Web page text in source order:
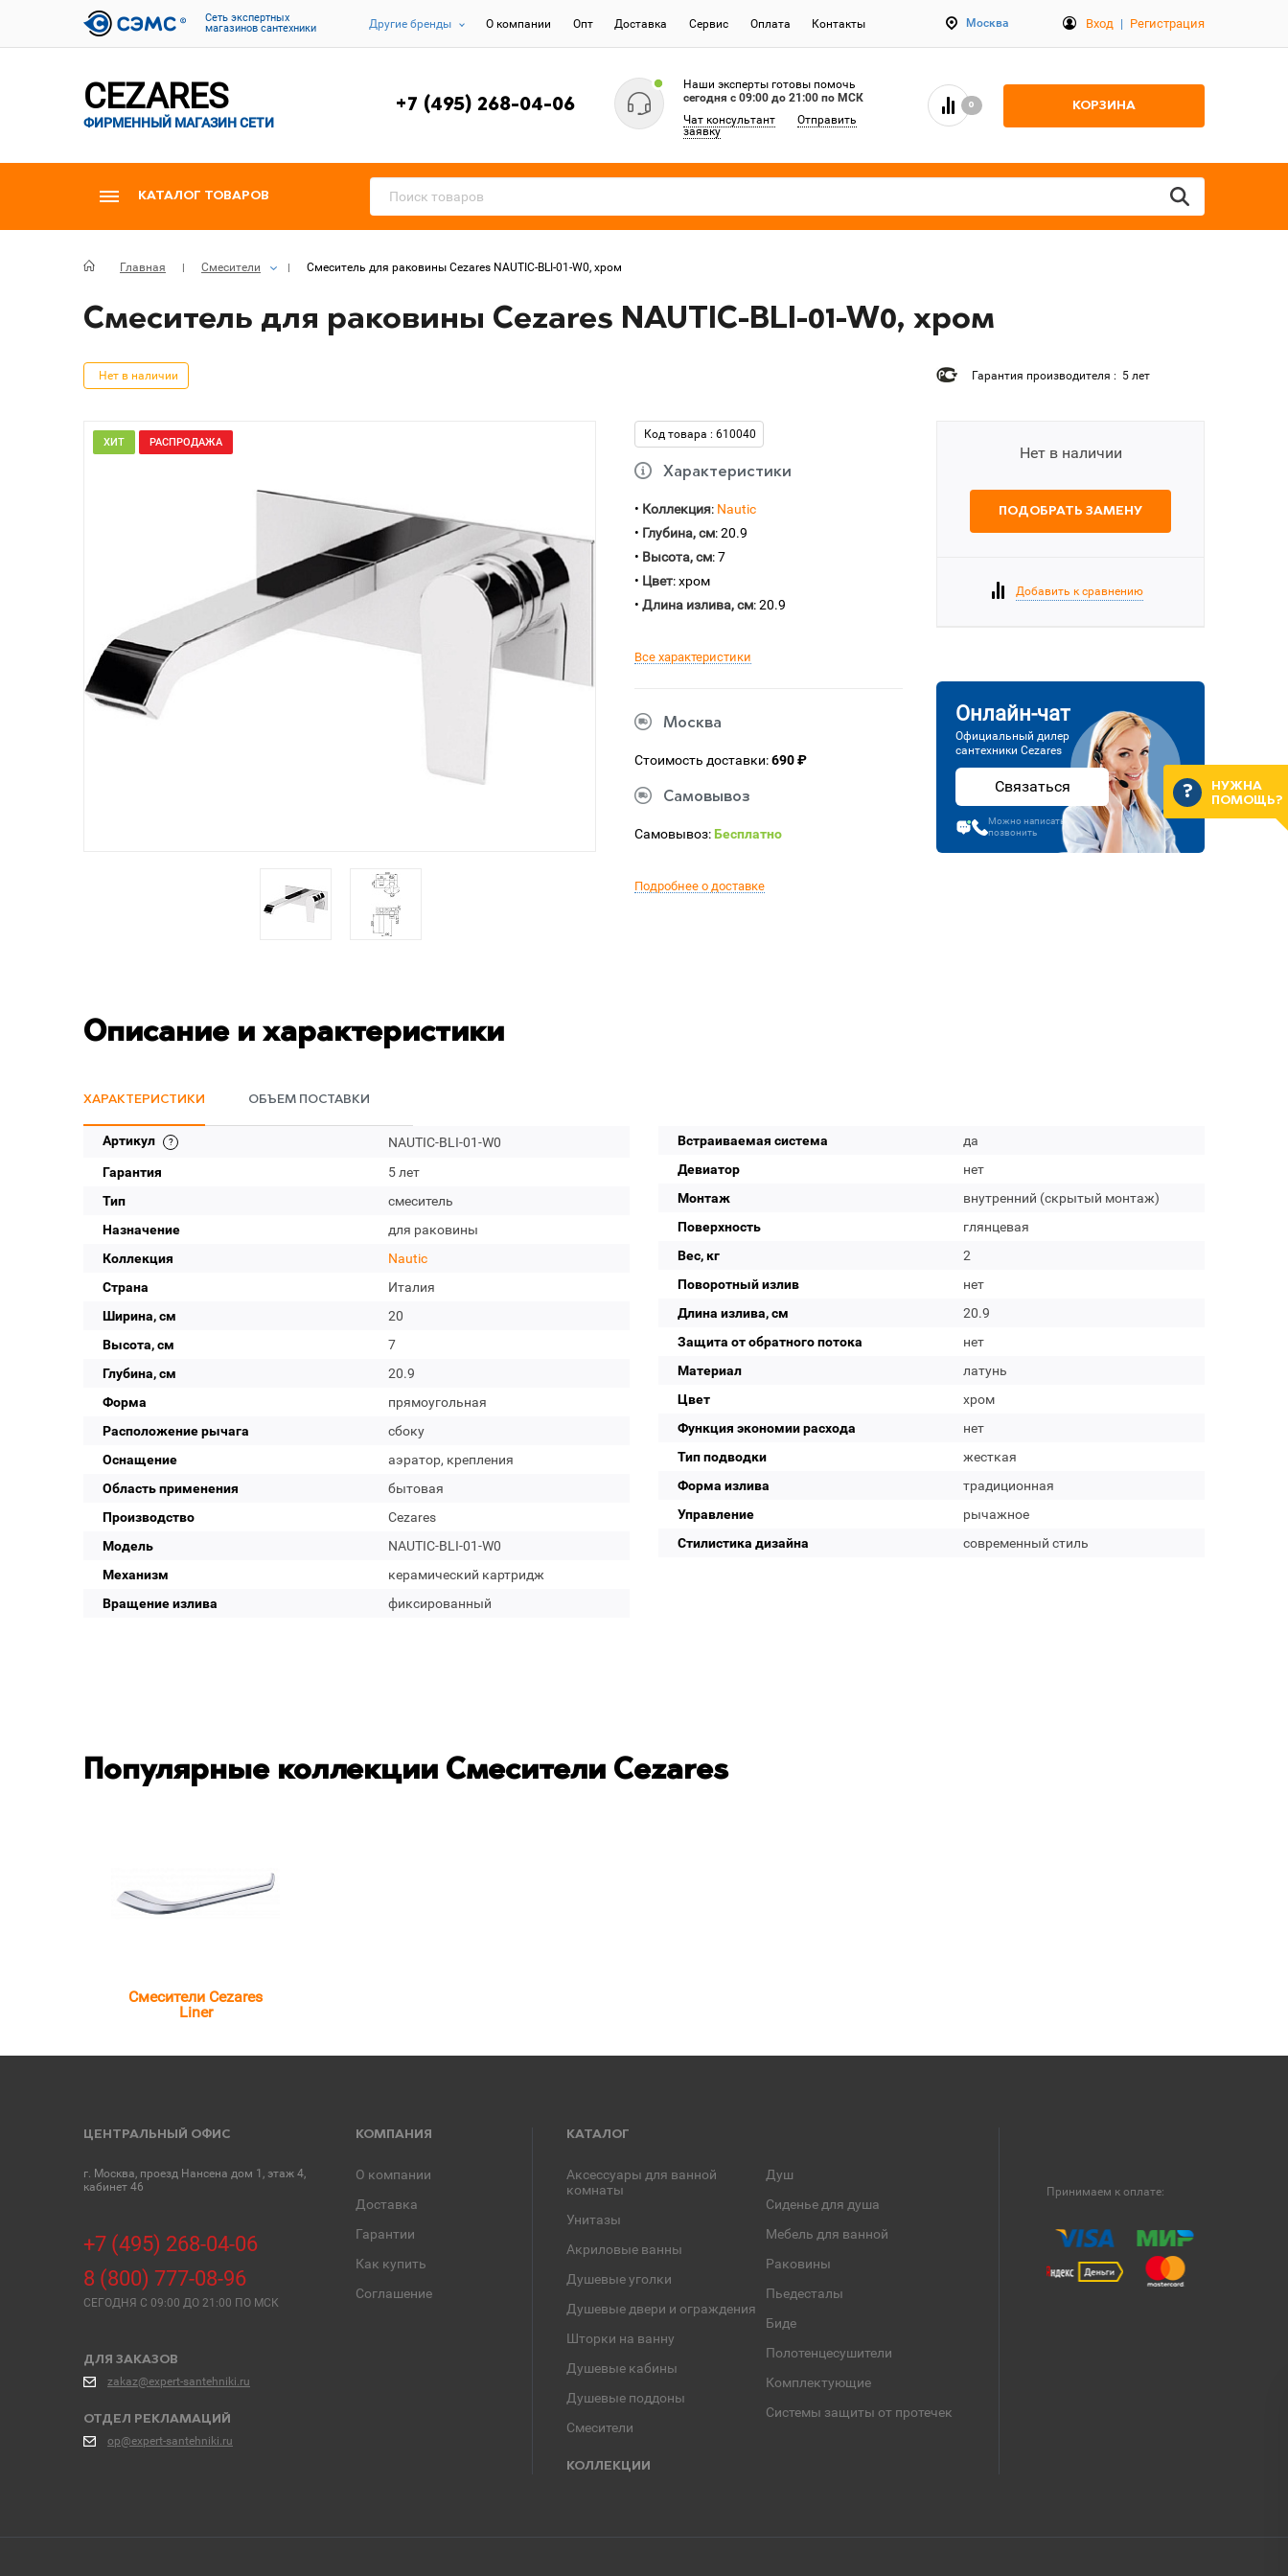
Cеть экспертных
магазинов сантехники
Другие бренды О компании Опт Доставка Сервис Оплата Контакты Москва Вход | Регистрация
CEZARES
ФИРМЕННЫЙ МАГАЗИН СЕТИ
+7 (495) 268-04-06
Наши эксперты готовы помочь
сегодня c 09:00 до 21:00 по МСК
Чат консультант
Отправить
заявку
0 КОРЗИНА
КАТАЛОГ ТОВАРОВ
Главная Смесители Смеситель для раковины Cezares NAUTIC-BLI-01-W0, хром
Смеситель для раковины Cezares NAUTIC-BLI-01-W0, хром
Нет в наличии Гарантия производителя : 5 лет
ХИТ РАСПРОДАЖА
Код товара : 610040
Характеристики
• Коллекция: Nautic
• Глубина, см: 20.9
• Высота, см: 7
• Цвет: хром
• Длина излива, см: 20.9
Все характеристики
Москва
Стоимость доставки:690 ₽
Самовывоз
Самовывоз:Бесплатно
Подробнее о доставке
Нет в наличии
ПОДОБРАТЬ ЗАМЕНУ
Добавить к сравнению
Онлайн-чат
Официальный дилер
сантехники Cezares
Связаться
Можно написать или
позвонить
Описание и характеристики
ХАРАКТЕРИСТИКИ ОБЪЕМ ПОСТАВКИ
Артикул
NAUTIC-BLI-01-W0
Гарантия
5 лет
Тип
смеситель
Назначение
для раковины
Коллекция
Nautic
Страна
Италия
Ширина, см
20
Высота, см
7
Глубина, см
20.9
Форма
прямоугольная
Расположение рычага
сбоку
Оснащение
аэратор, крепления
Область применения
бытовая
Производство
Cezares
Модель
NAUTIC-BLI-01-W0
Механизм
керамический картридж
Вращение излива
фиксированный
Встраиваемая система
да
Девиатор
нет
Монтаж
внутренний (скрытый монтаж)
Поверхность
глянцевая
Вес, кг
2
Поворотный излив
нет
Длина излива, см
20.9
Защита от обратного потока
нет
Материал
латунь
Цвет
хром
Функция экономии расхода
нет
Тип подводки
жесткая
Форма излива
традиционная
Управление
рычажное
Стилистика дизайна
современный стиль
Популярные коллекции Смесители Cezares
Смесители Cezares
Liner
ЦЕНТРАЛЬНЫЙ ОФИС
г. Москва, проезд Нансена дом 1, этаж 4,
кабинет 46
+7 (495) 268-04-06
8 (800) 777-08-96
СЕГОДНЯ C 09:00 ДО 21:00 ПО МСК
ДЛЯ ЗАКАЗОВ
zakaz@expert-santehniki.ru
ОТДЕЛ РЕКЛАМАЦИЙ
op@expert-santehniki.ru
КОМПАНИЯ
О компании
Доставка
Гарантии
Как купить
Соглашение
КАТАЛОГ
Аксессуары для ванной
комнаты
Унитазы
Акриловые ванны
Душевые уголки
Душевые двери и ограждения
Шторки на ванну
Душевые кабины
Душевые поддоны
Смесители
Душ
Сиденье для душа
Мебель для ванной
Раковины
Пьедесталы
Биде
Полотенцесушители
Комплектующие
Системы защиты от протечек
КОЛЛЕКЦИИ
Принимаем к оплате:
НУЖНА
ПОМОЩЬ?